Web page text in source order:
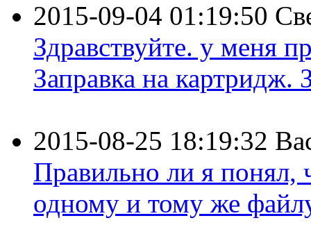
2015-09-04 01:19:50
Здравствуйте. у меня
Заправка на картридж.
2015-08-25 18:19:32
Правильно ли я понял,
одному и тому же